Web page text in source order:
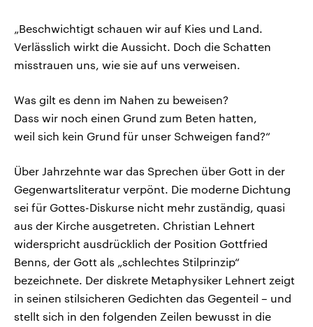
„Beschwichtigt schauen wir auf Kies und Land.
Verlässlich wirkt die Aussicht. Doch die Schatten
misstrauen uns, wie sie auf uns verweisen.
Was gilt es denn im Nahen zu beweisen?
Dass wir noch einen Grund zum Beten hatten,
weil sich kein Grund für unser Schweigen fand?“
Über Jahrzehnte war das Sprechen über Gott in der
Gegenwartsliteratur verpönt. Die moderne Dichtung
sei für Gottes-Diskurse nicht mehr zuständig, quasi
aus der Kirche ausgetreten. Christian Lehnert
widerspricht ausdrücklich der Position Gottfried
Benns, der Gott als „schlechtes Stilprinzip“
bezeichnete. Der diskrete Metaphysiker Lehnert zeigt
in seinen stilsicheren Gedichten das Gegenteil – und
stellt sich in den folgenden Zeilen bewusst in die